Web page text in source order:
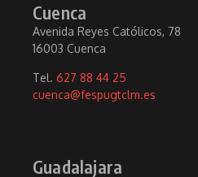
Cuenca
Avenida Reyes Católicos, 78
16003 Cuenca
Tel. 627 88 44 25
cuenca@fespugtclm.es
Guadalajara